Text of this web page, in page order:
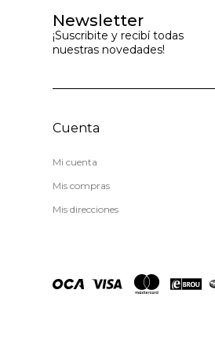
Newsletter
¡Suscribite y recibí todas
nuestras novedades!
Cuenta
Mi cuenta
Mis compras
Mis direcciones